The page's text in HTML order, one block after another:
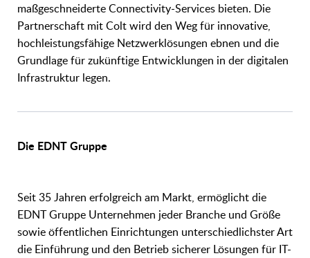
maßgeschneiderte Connectivity-Services bieten. Die
Partnerschaft mit Colt wird den Weg für innovative,
hochleistungsfähige Netzwerklösungen ebnen und die
Grundlage für zukünftige Entwicklungen in der digitalen
Infrastruktur legen.
Die EDNT Gruppe
Seit 35 Jahren erfolgreich am Markt, ermöglicht die
EDNT Gruppe Unternehmen jeder Branche und Größe
sowie öffentlichen Einrichtungen unterschiedlichster Art
die Einführung und den Betrieb sicherer Lösungen für IT-